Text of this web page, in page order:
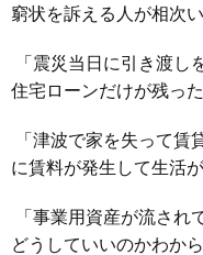
窮状を訴える人が相次い
「震災当日に引き渡し
住宅ローンだけが残った
「津波で家を失って賃
に賃料が発生して生活
「事業用資産が流され
どうしていいのかわから